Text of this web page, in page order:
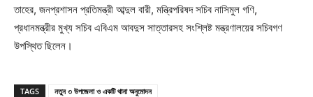
তাহের, জনপ্রশাসন প্রতিমন্ত্রী আব্দুল বারী, মন্ত্রিপরিষদ সচিব নাসিমুল গণি,
প্রধানমন্ত্রীর মুখ্য সচিব এবিএম আবদুস সাত্তারসহ সংশ্লিষ্ট মন্ত্রণালয়ের সচিবগণ
উপস্থিত ছিলেন।
TAGS নতুন ৩ উপজেলা ও একটি থানা অনুমোদন